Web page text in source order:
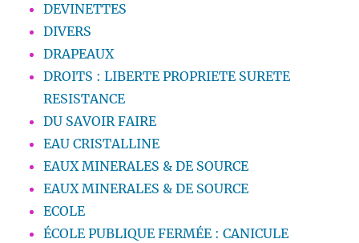
DEVINETTES
DIVERS
DRAPEAUX
DROITS : LIBERTE PROPRIETE SURETE
RESISTANCE
DU SAVOIR FAIRE
EAU CRISTALLINE
EAUX MINERALES & DE SOURCE
EAUX MINERALES & DE SOURCE
ECOLE
ÉCOLE PUBLIQUE FERMÉE : CANICULE